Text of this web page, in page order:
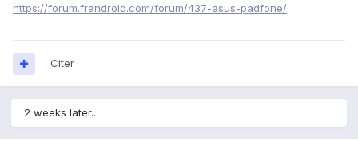
https://forum.frandroid.com/forum/437-asus-padfone/
Citer
2 weeks later...